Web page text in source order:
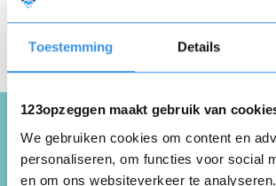
Toestemming Details
123opzeggen maakt gebruik van
We gebruiken cookies om content en
personaliseren, om functies voor social
en om ons websiteverkeer te
opzegbrief
Schrijf een review